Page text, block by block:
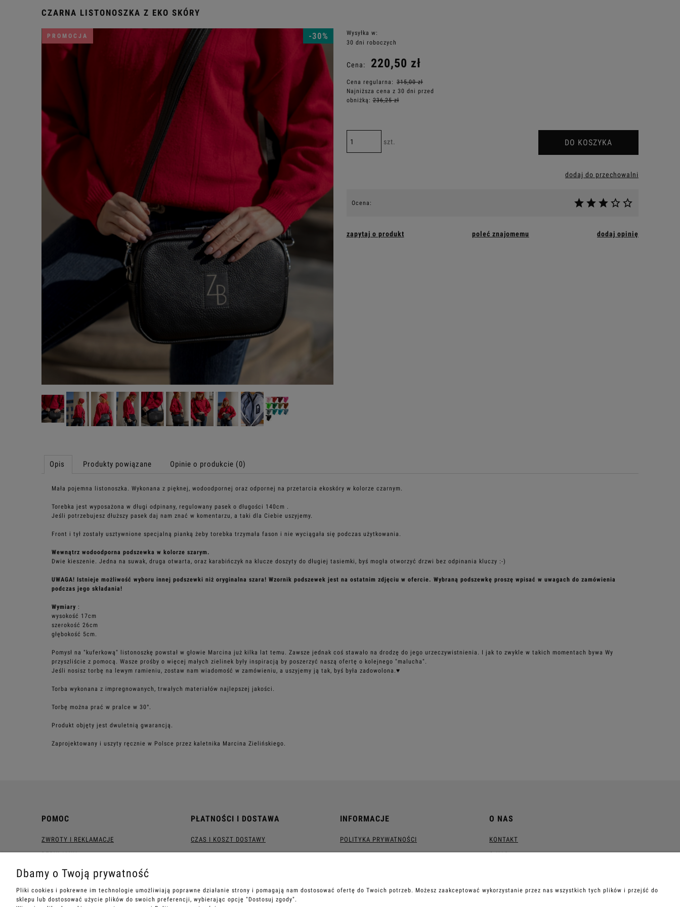
CZARNA LISTONOSZKA Z EKO SKÓRY
PROMOCJA -30%
Wysyłka w:
30 dni roboczych
Cena: 220,50 zł
Cena regularna: 315,00 zł
Najniższa cena z 30 dni przed
obniżką:236,25 zł
szt. DO KOSZYKA
dodaj do przechowalni
Ocena:
zapytaj o produkt poleć znajomemu dodaj opinię
Opis Produkty powiązane Opinie o produkcie (0)
Mała pojemna listonoszka. Wykonana z pięknej, wodoodpornej oraz odpornej na przetarcia ekoskóry w kolorze czarnym.
Torebka jest wyposażona w długi odpinany, regulowany pasek o długości 140cm .
Jeśli potrzebujesz dłuższy pasek daj nam znać w komentarzu, a taki dla Ciebie uszyjemy.
Front i tył zostały usztywnione specjalną pianką żeby torebka trzymała fason i nie wyciągała się podczas użytkowania.
Wewnątrz wodoodporna podszewka w kolorze szarym.
Dwie kieszenie. Jedna na suwak, druga otwarta, oraz karabińczyk na klucze doszyty do długiej tasiemki, byś mogła otworzyć drzwi bez odpinania kluczy :-)
UWAGA! Istnieje możliwość wyboru innej podszewki niż oryginalna szara! Wzornik podszewek jest na ostatnim zdjęciu w ofercie. Wybraną podszewkę proszę wpisać w uwagach do zamówienia
podczas jego składania!
Wymiary :
wysokość 17cm
szerokość 26cm
głębokość 5cm.
Pomysł na "kuferkową" listonoszkę powstał w głowie Marcina już kilka lat temu. Zawsze jednak coś stawało na drodzę do jego urzeczywistnienia. I jak to zwykle w takich momentach bywa Wy
przyszliście z pomocą. Wasze prośby o więcej małych zielinek były inspiracją by poszerzyć naszą ofertę o kolejnego "malucha".
Jeśli nosisz torbę na lewym ramieniu, zostaw nam wiadomość w zamówieniu, a uszyjemy ją tak, byś była zadowolona.♥
Torba wykonana z impregnowanych, trwałych materiałów najlepszej jakości.
Torbę można prać w pralce w 30°.
Produkt objęty jest dwuletnią gwarancją.
Zaprojektowany i uszyty ręcznie w Polsce przez kaletnika Marcina Zielińskiego.
POMOC
ZWROTY I REKLAMACJE
REGULAMIN
PŁATNOŚCI I DOSTAWA
CZAS I KOSZT DOSTAWY
INFORMACJE
POLITYKA PRYWATNOŚCI
O NAS
KONTAKT
O NAS
Dbamy o Twoją prywatność
Pliki cookies i pokrewne im technologie umożliwiają poprawne działanie strony i pomagają nam dostosować ofertę do Twoich potrzeb. Możesz zaakceptować wykorzystanie przez nas wszystkich tych plików i przejść do
sklepu lub dostosować użycie plików do swoich preferencji, wybierając opcję "Dostosuj zgody".